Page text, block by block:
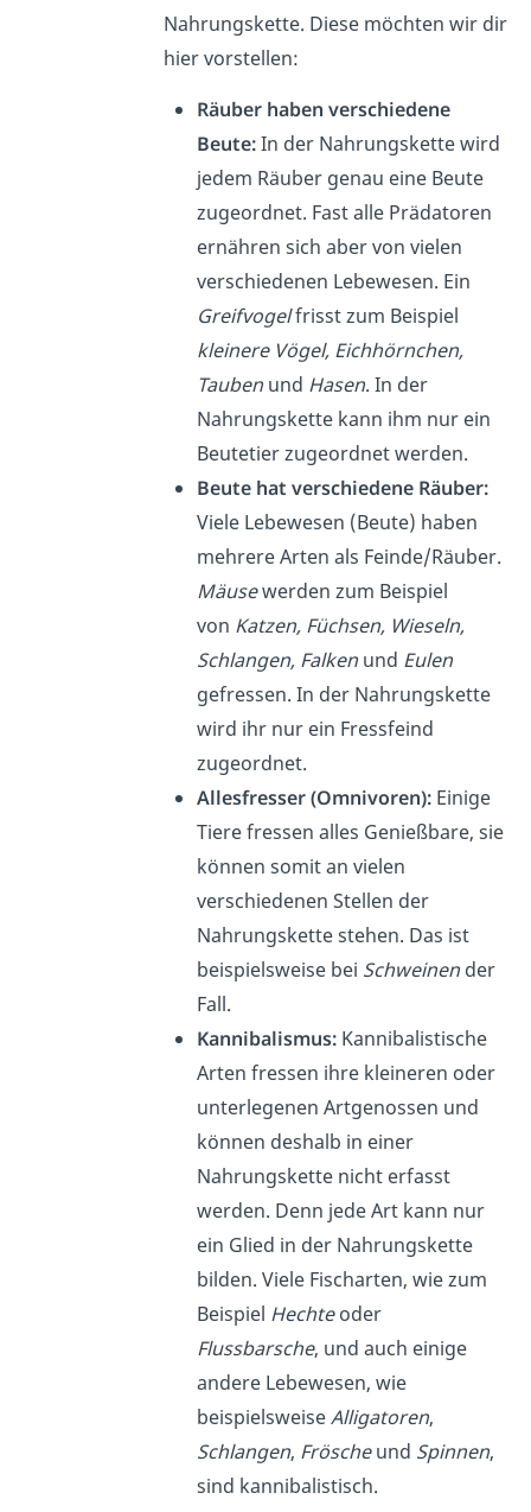
Nahrungskette. Diese möchten wir dir
hier vorstellen:
Räuber haben verschiedene
Beute:In der Nahrungskette wird
jedem Räuber genau eine Beute
zugeordnet. Fast alle Prädatoren
ernähren sich aber von vielen
verschiedenen Lebewesen. Ein
Greifvogelfrisst zum Beispiel
kleinere Vögel, Eichhörnchen,
Tauben und Hasen. In der
Nahrungskette kann ihm nur ein
Beutetier zugeordnet werden.
Beute hat verschiedene Räuber:
Viele Lebewesen (Beute) haben
mehrere Arten als Feinde/Räuber.
Mäusewerden zum Beispiel
von Katzen, Füchsen, Wieseln,
Schlangen, Falken und Eulen
gefressen. In der Nahrungskette
wird ihr nur ein Fressfeind
zugeordnet.
Allesfresser (Omnivoren): Einige
Tierefressen alles Genießbare, sie
können somit anvielen
verschiedenen Stellen der
Nahrungskettestehen. Das ist
beispielsweise bei Schweinen der
Fall.
Kannibalismus: Kannibalistische
Arten fressen ihre kleineren oder
unterlegenen Artgenossen und
können deshalb in einer
Nahrungskette nicht erfasst
werden. Denn jede Art kann nur
ein Glied in der Nahrungskette
bilden. Viele Fischarten, wie zum
Beispiel Hechteoder
Flussbarsche, und auch einige
andere Lebewesen, wie
beispielsweiseAlligatoren,
Schlangen, Fröscheund Spinnen,
sind kannibalistisch.